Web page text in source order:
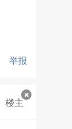
举报
楼主